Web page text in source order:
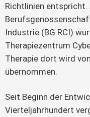
Richtlinien entspricht.
Industrie (BG RCI)
Therapiezentrum
Therapie dort wird
übernommen.
Seit Beginn der
Vierteljahrhundert